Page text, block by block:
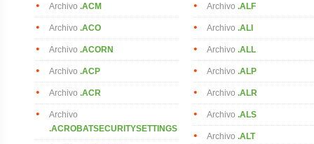
Archivo .ACM
Archivo .ACO
Archivo .ACORN
Archivo .ACP
Archivo .ACR
Archivo
.ACROBATSECURITYSETTINGS
Archivo .ALF
Archivo .ALI
Archivo .ALL
Archivo .ALP
Archivo .ALR
Archivo .ALS
Archivo .ALT